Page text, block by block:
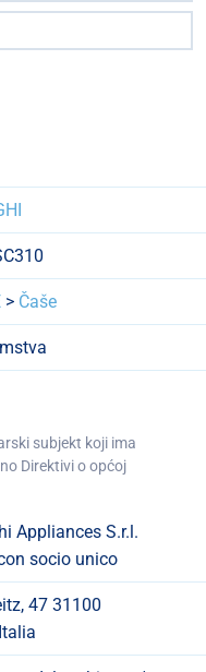
> Čaše
subjekt koji ima
Direktivi o općoj
Appliances S.r.l.
socio unico
47 31100